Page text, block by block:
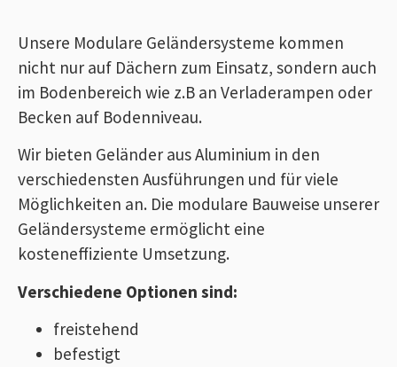
Unsere Modulare Geländersysteme kommen
nicht nur auf Dächern zum Einsatz, sondern auch
im Bodenbereich wie z.B an Verladerampen oder
Becken auf Bodenniveau.
Wir bieten Geländer aus Aluminium in den
verschiedensten Ausführungen und für viele
Möglichkeiten an. Die modulare Bauweise unserer
Geländersysteme ermöglicht eine
kosteneffiziente Umsetzung.
Verschiedene Optionen sind:
freistehend
befestigt